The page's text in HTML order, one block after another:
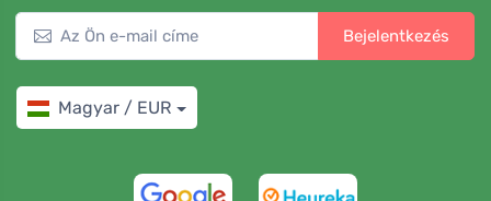
Bejelentkezés
Magyar / EUR